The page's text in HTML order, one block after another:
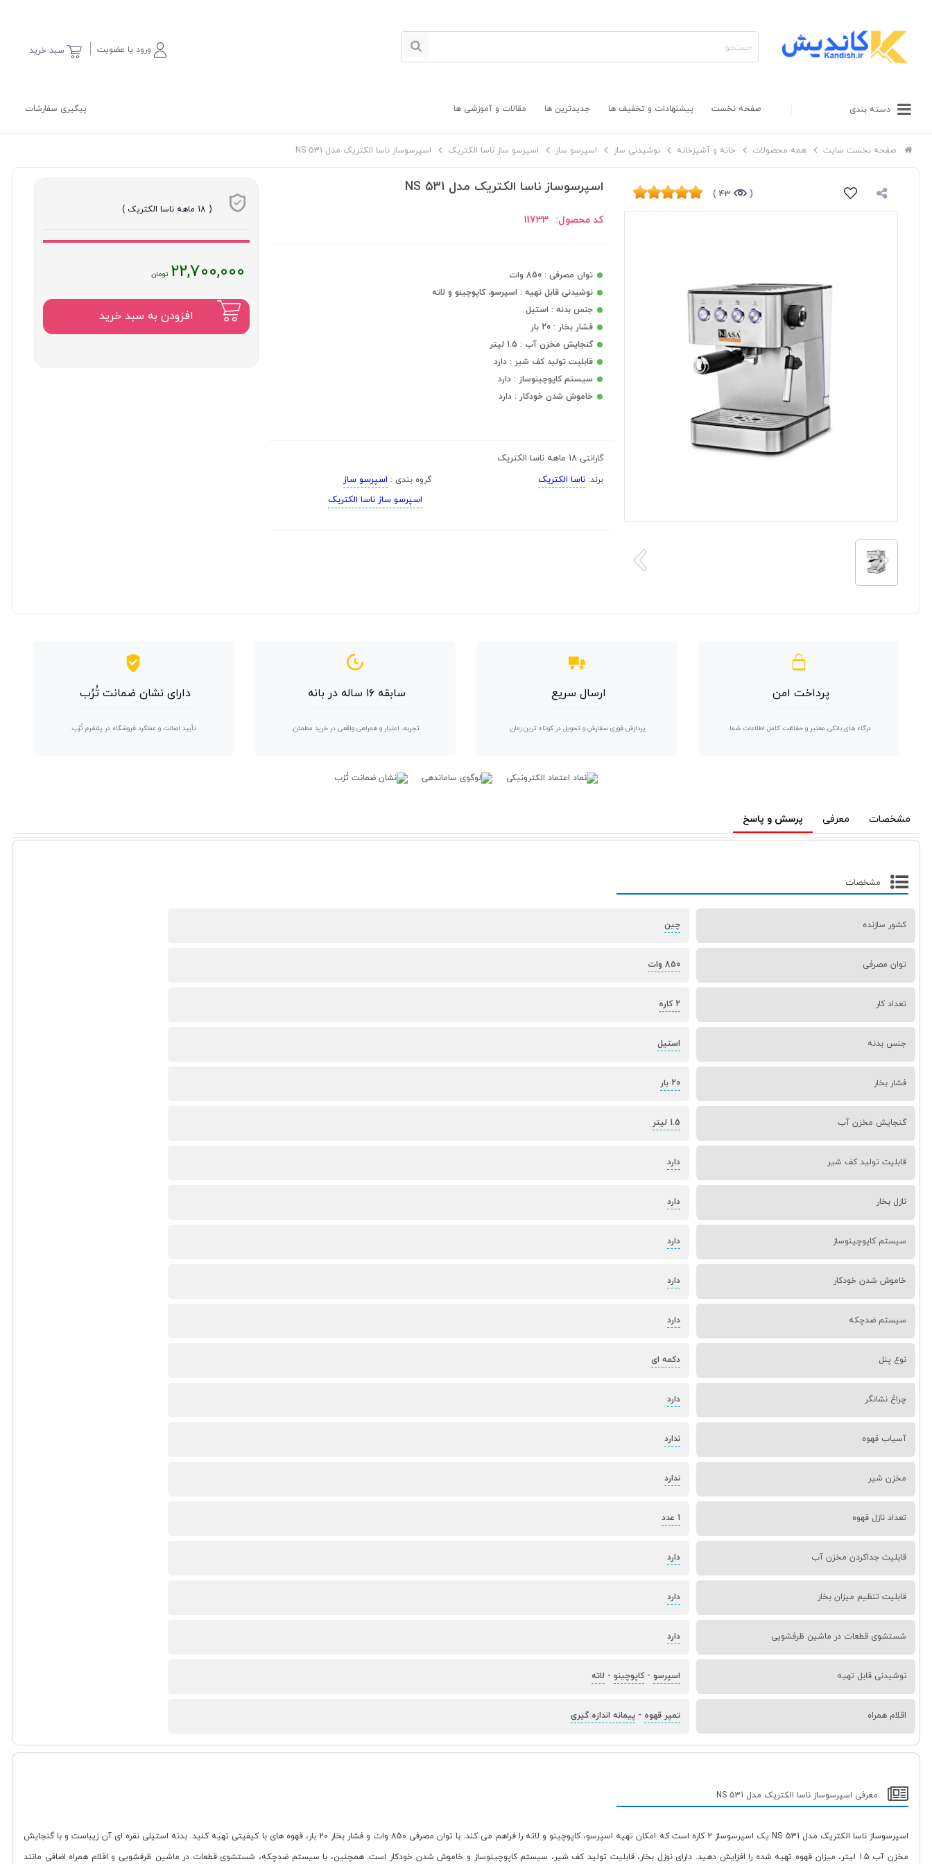
سبد خرید ورود یا عضویت
دسته بندی صفحه نخست پیشنهادات و تخفیف ها جدیدترین ها مقالات و آموزشی ها پیگیری سفارشات
صفحه نخست سایت همه محصولات خانه و آشپزخانه نوشیدنی ساز اسپرسو ساز اسپرسو ساز ناسا الکتریک اسپرسوساز ناسا الکتریک مدل NS 531
(
43 ) اسپرسوساز ناسا الکتریک مدل NS 531
کد محصول: 11733
توان مصرفی : 850 وات
نوشیدنی قابل تهیه : اسپرسو، کاپوچینو و لاته
جنس بدنه : استیل
فشار بخار : 20 بار
گنجایش مخزن آب : 1.5 لیتر
قابلیت تولید کف شیر : دارد
سیستم کاپوچینوساز : دارد
خاموش شدن خودکار : دارد
گارانتی 18 ماهه ناسا الکتریک
برند:ناسا الکتریک گروه بندی : اسپرسو ساز
اسپرسو ساز ناسا الکتریک
( 18 ماهه ناسا الکتریک )
22,700,000قیمت
فعلی
:
۲۲,۷۰۰,۰۰۰
افزودن به سبد خرید
پرداخت امن
درگاه های بانکی معتبر و حفاظت کامل اطلاعات شما.
ارسال سریع
پردازش فوری سفارش و تحویل در کوتاه ترین زمان.
سابقه ۱۶ ساله در بانه
تجربه، اعتبار و همراهی واقعی در خرید مطمئن.
دارای نشان ضمانت تُرُب
تأیید اصالت و عملکرد فروشگاه در پلتفرم تُرُب.
مشخصات معرفی پرسش و پاسخ
مشخصات
کشور سازنده چین
توان مصرفی 850 وات
تعداد کار 2 کاره
جنس بدنه استیل
فشار بخار 20 بار
گنجایش مخزن آب 1.5 لیتر
قابلیت تولید کف شیر دارد
نازل بخار دارد
سیستم کاپوچینوساز دارد
خاموش شدن خودکار دارد
سیستم ضدچکه دارد
نوع پنل دکمه ای
چراغ نشانگر دارد
آسیاب قهوه ندارد
مخزن شیر ندارد
تعداد نازل قهوه 1 عدد
قابلیت جداکردن مخزن آب دارد
قابلیت تنظیم میزان بخار دارد
شستشوی قطعات در ماشین ظرفشویی دارد
نوشیدنی قابل تهیه اسپرسو -کاپوچینو - لاته
اقلام همراه تمپر قهوه -پیمانه اندازه گیری
معرفی اسپرسوساز ناسا الکتریک مدل NS 531
اسپرسوساز ناسا الکتریک مدل NS 531 یک اسپرسوساز 2 کاره است که امکان تهیه اسپرسو، کاپوچینو و لاته را فراهم می کند. با توان مصرفی 850 وات و فشار بخار 20 بار، قهوه های با کیفیتی تهیه کنید. بدنه استیلی نقره ای آن زیباست و با گنجایش
مخزن آب 1.5 لیتر، میزان قهوه تهیه شده را افزایش دهید. دارای نوزل بخار، قابلیت تولید کف شیر، سیستم کاپوچینوساز و خاموش شدن خودکار است. همچنین، با سیستم ضدچکه، شستشوی قطعات در ماشین ظرفشویی و اقلام همراه اضافی مانند